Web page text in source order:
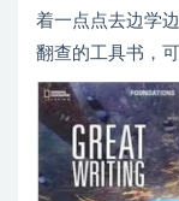
着一点点去边学
翻查的工具书，